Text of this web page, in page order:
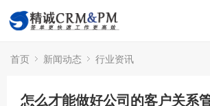
首页 新闻动态 行业资讯
怎么才能做好公司的客户关系